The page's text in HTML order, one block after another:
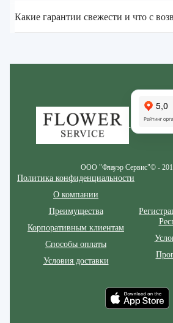
Какие гарантии свежести и что с
ООО "Флауэр Сервис"© -
Политика конфиденциальности
О компании
Преимущества
Корпоративным клиентам
Способы оплаты
Условия доставки